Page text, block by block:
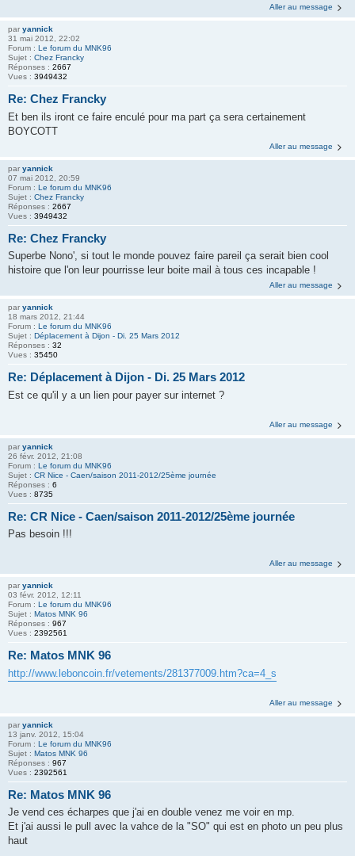
Aller au message
par yannick
31 mai 2012, 22:02
Forum : Le forum du MNK96
Sujet : Chez Francky
Réponses : 2667
Vues : 3949432
Re: Chez Francky
Et ben ils iront ce faire enculé pour ma part ça sera certainement
BOYCOTT
Aller au message
par yannick
07 mai 2012, 20:59
Forum : Le forum du MNK96
Sujet : Chez Francky
Réponses : 2667
Vues : 3949432
Re: Chez Francky
Superbe Nono', si tout le monde pouvez faire pareil ça serait bien cool
histoire que l'on leur pourrisse leur boite mail à tous ces incapable !
Aller au message
par yannick
18 mars 2012, 21:44
Forum : Le forum du MNK96
Sujet : Déplacement à Dijon - Di. 25 Mars 2012
Réponses : 32
Vues : 35450
Re: Déplacement à Dijon - Di. 25 Mars 2012
Est ce qu'il y a un lien pour payer sur internet ?
Aller au message
par yannick
26 févr. 2012, 21:08
Forum : Le forum du MNK96
Sujet : CR Nice - Caen/saison 2011-2012/25ème journée
Réponses : 6
Vues : 8735
Re: CR Nice - Caen/saison 2011-2012/25ème journée
Pas besoin !!!
Aller au message
par yannick
03 févr. 2012, 12:11
Forum : Le forum du MNK96
Sujet : Matos MNK 96
Réponses : 967
Vues : 2392561
Re: Matos MNK 96
http://www.leboncoin.fr/vetements/281377009.htm?ca=4_s
Aller au message
par yannick
13 janv. 2012, 15:04
Forum : Le forum du MNK96
Sujet : Matos MNK 96
Réponses : 967
Vues : 2392561
Re: Matos MNK 96
Je vend ces écharpes que j'ai en double venez me voir en mp.
Et j'ai aussi le pull avec la vahce de la "SO" qui est en photo un peu plus
haut